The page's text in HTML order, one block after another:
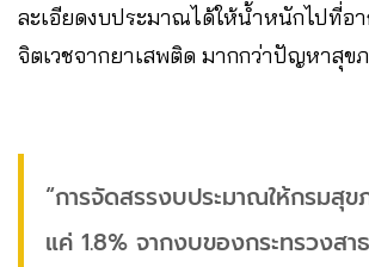
ละเอียดงบประมาณได้ให้น้ำหนักไปที่อ
จิตเวชจากยาเสพติด มากกว่าปัญหาสุข
“การจัดสรรงบประมาณให้กรมสุ
แค่ 1.8% จากงบของกระทรวงส